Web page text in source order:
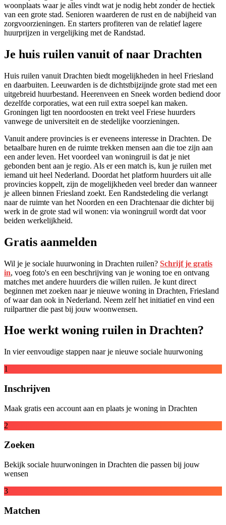
woonplaats waar je alles vindt wat je nodig hebt zonder de hectiek
van een grote stad. Senioren waarderen de rust en de nabijheid van
zorgvoorzieningen. En starters profiteren van de relatief lagere
huurprijzen in vergelijking met de Randstad.
Je huis ruilen vanuit of naar Drachten
Huis ruilen vanuit Drachten biedt mogelijkheden in heel Friesland
en daarbuiten. Leeuwarden is de dichtstbijzijnde grote stad met een
uitgebreid huurbestand. Heerenveen en Sneek worden bediend door
dezelfde corporaties, wat een ruil extra soepel kan maken.
Groningen ligt ten noordoosten en trekt veel Friese huurders
vanwege de universiteit en de stedelijke voorzieningen.
Vanuit andere provincies is er eveneens interesse in Drachten. De
betaalbare huren en de ruimte trekken mensen aan die toe zijn aan
een ander leven. Het voordeel van woningruil is dat je niet
gebonden bent aan je regio. Als er een match is, kun je ruilen met
iemand uit heel Nederland. Doordat het platform huurders uit alle
provincies koppelt, zijn de mogelijkheden veel breder dan wanneer
je alleen binnen Friesland zoekt. Een Randstedeling die verlangt
naar de ruimte van het Noorden en een Drachtenaar die dichter bij
werk in de grote stad wil wonen: via woningruil wordt dat voor
beiden werkelijkheid.
Gratis aanmelden
Wil je je sociale huurwoning in Drachten ruilen? Schrijf je gratis
in, voeg foto's en een beschrijving van je woning toe en ontvang
matches met andere huurders die willen ruilen. Je kunt direct
beginnen met zoeken naar je nieuwe woning in Drachten, Friesland
of waar dan ook in Nederland. Neem zelf het initiatief en vind een
ruilpartner die past bij jouw woonwensen.
Hoe werkt woning ruilen in Drachten?
In vier eenvoudige stappen naar je nieuwe sociale huurwoning
1
Inschrijven
Maak gratis een account aan en plaats je woning in Drachten
2
Zoeken
Bekijk sociale huurwoningen in Drachten die passen bij jouw
wensen
3
Matchen